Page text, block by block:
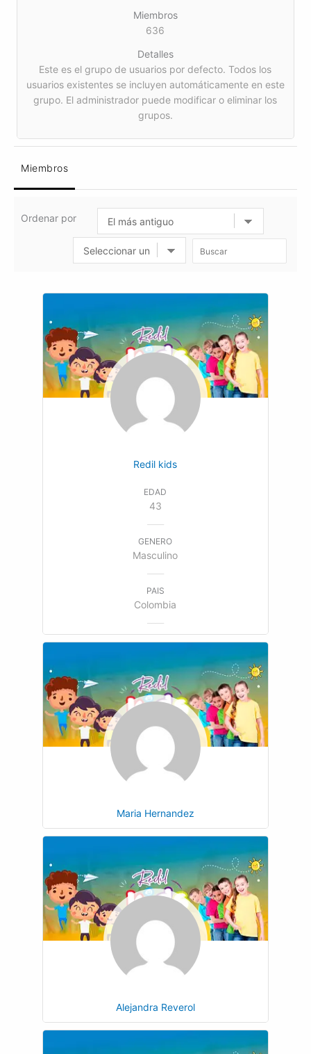
Miembros
636
Detalles
Este es el grupo de usuarios por defecto. Todos los
usuarios existentes se incluyen automáticamente en este
grupo. El administrador puede modificar o eliminar los
grupos.
Miembros
Ordenar por
Redil kids
EDAD
43
GENERO
Masculino
PAIS
Colombia
Maria Hernandez
Alejandra Reverol